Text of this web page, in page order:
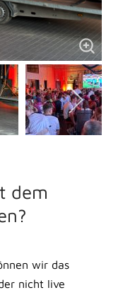
dem
wir das
nicht live